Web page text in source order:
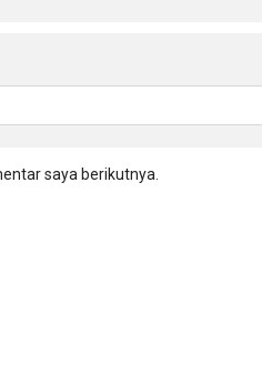
saya berikutnya.